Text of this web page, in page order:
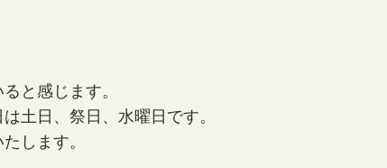
と感じます。
土日、祭日、水曜日です。
します。